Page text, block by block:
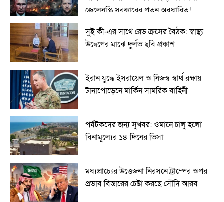
জেলেনস্কি সরকারের পতন অবধারিত!
সুই কী-এর সাথে রেড ক্রসের বৈঠক: স্বাস্থ্য
উদ্বেগের মাঝে দুর্লভ ছবি প্রকাশ
ইরান যুদ্ধে ইসরায়েল ও নিজস্ব স্বার্থ রক্ষায়
টানাপোড়েনে মার্কিন সামরিক বাহিনী
পর্যটকদের জন্য সুখবর: ওমানে চালু হলো
বিনামূল্যের ১৪ দিনের ভিসা
মধ্যপ্রাচ্যের উত্তেজনা নিরসনে ট্রাম্পের ওপর
প্রভাব বিস্তারের চেষ্টা করছে সৌদি আরব